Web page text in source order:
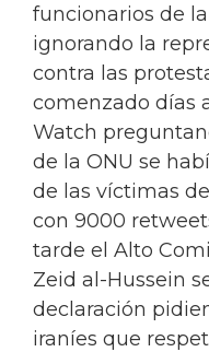
funcionarios de
ignorando la
contra las
comenzado días
Watch
de la ONU se
de las víctimas
con 9000
tarde el Alto
Zeid al-Hussein
declaración
iraníes que